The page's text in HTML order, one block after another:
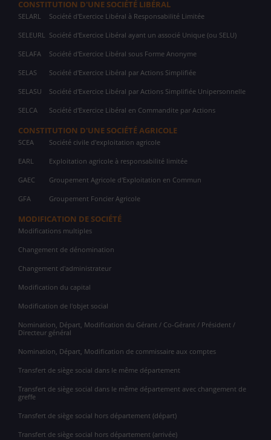
CONSTITUTION D'UNE SOCIÉTÉ LIBÉRAL
SELARL Société d'Exercice Libéral à Responsabilité Limitée
SELEURL Société d'Exercice Libéral ayant un associé Unique (ou SELU)
SELAFA Société d'Exercice Libéral sous Forme Anonyme
SELAS Société d'Exercice Libéral par Actions Simplifiée
SELASU Société d'Exercice Libéral par Actions Simplifiée Unipersonnelle
SELCA Société d'Exercice Libéral en Commandite par Actions
CONSTITUTION D'UNE SOCIÉTÉ AGRICOLE
SCEA Société civile d'exploitation agricole
EARL Exploitation agricole à responsabilité limitée
GAEC Groupement Agricole d'Exploitation en Commun
GFA Groupement Foncier Agricole
MODIFICATION DE SOCIÉTÉ
Modifications multiples
Changement de dénomination
Changement d'administrateur
Modification du capital
Modification de l'objet social
Nomination, Départ, Modification du Gérant / Co-Gérant / Président /
Directeur général
Nomination, Départ, Modification de commissaire aux comptes
Transfert de siège social dans le même département
Transfert de siège social dans le même département avec changement de
greffe
Transfert de siège social hors département (départ)
Transfert de siège social hors département (arrivée)